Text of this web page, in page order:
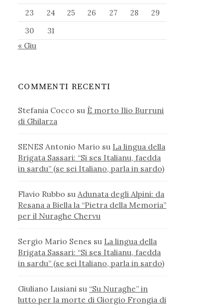
23
24 25 26 27 28
29
30
31
« Giu
COMMENTI RECENTI
Stefania Cocco su È morto Ilio Burruni
di Ghilarza
SENES Antonio Mario su La lingua della
Brigata Sassari: “Si ses Italianu, faedda
in sardu” (se sei Italiano, parla in sardo)
Flavio Rubbo su Adunata degli Alpini: da
Resana a Biella la “Pietra della Memoria”
per il Nuraghe Chervu
Sergio Mario Senes su La lingua della
Brigata Sassari: “Si ses Italianu, faedda
in sardu” (se sei Italiano, parla in sardo)
Giuliano Lusiani su “Su Nuraghe” in
lutto per la morte di Giorgio Frongia di